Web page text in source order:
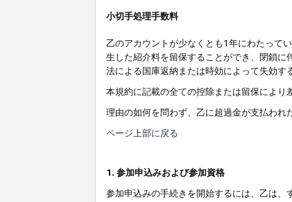
小切手処理手数料
乙のアカウントが少なくとも1年にわたって
生した紹介料を留保することができ、閉鎖に
法による国庫返納または時効によって失効す
本規約に記載の全ての控除または留保により
理由の如何を問わず、乙に超過金が支払われ
ページ上部に戻る
1. 参加申込みおよび参加資格
参加申込みの手続きを開始するには、乙は